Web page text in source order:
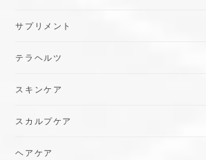
サプリメント
テラヘルツ
スキンケア
スカルプケア
ヘアケア